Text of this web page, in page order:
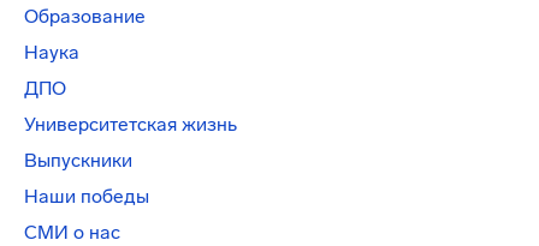
Образование
Наука
ДПО
Университетская жизнь
Выпускники
Наши победы
СМИ о нас